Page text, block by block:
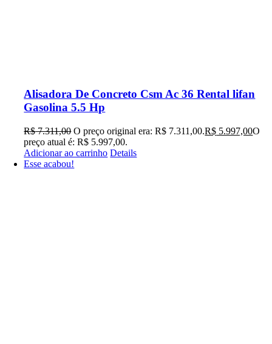
Alisadora De Concreto Csm Ac 36 Rental lifan
Gasolina 5.5 Hp
R$7.311,00 O preço original era: R$ 7.311,00.R$ 5.997,00O
preço atual é: R$ 5.997,00.
Adicionar ao carrinho Details
Esse acabou!